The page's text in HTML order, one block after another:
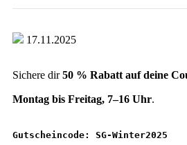
17.11.2025
Sichere dir50 % Rabatt auf deine
Montag bis Freitag, 7–16 Uhr.
Gutscheincode: SG-Winter2025